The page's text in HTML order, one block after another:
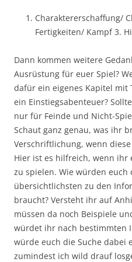
Charaktererschaffung/
Fertigkeiten/ Kampf 3.
Dann kommen weitere
Ausrüstung für euer Spiel?
dafür ein eigenes Kapitel mit
ein Einstiegsabenteuer?
nur für Feinde und Nicht-
Schaut ganz genau, was ihr
Verschriftlichung, wenn
Hier ist es hilfreich, wenn ihr
zu spielen. Wie würden euch
übersichtlichsten zu den
braucht? Versteht ihr auf
müssen da noch Beispiele
würdet ihr nach bestimmten
würde euch die Suche dabei
zumindest ich wild drauf